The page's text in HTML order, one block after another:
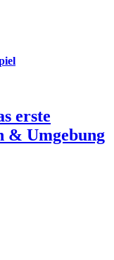
erste
& Umgebung